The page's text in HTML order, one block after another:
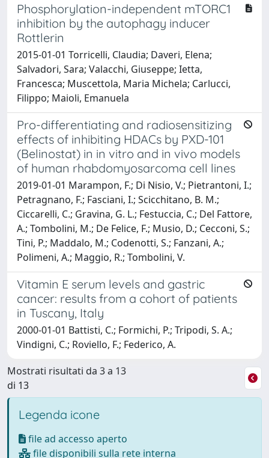
Phosphorylation-independent mTORC1
inhibition by the autophagy inducer
Rottlerin
2015-01-01 Torricelli, Claudia; Daveri, Elena;
Salvadori, Sara; Valacchi, Giuseppe; Ietta,
Francesca; Muscettola, Maria Michela; Carlucci,
Filippo; Maioli, Emanuela
Pro-differentiating and radiosensitizing
effects of inhibiting HDACs by PXD-101
(Belinostat) in in vitro and in vivo models
of human rhabdomyosarcoma cell lines
2019-01-01 Marampon, F.; Di Nisio, V.; Pietrantoni, I.;
Petragnano, F.; Fasciani, I.; Scicchitano, B. M.;
Ciccarelli, C.; Gravina, G. L.; Festuccia, C.; Del Fattore,
A.; Tombolini, M.; De Felice, F.; Musio, D.; Cecconi, S.;
Tini, P.; Maddalo, M.; Codenotti, S.; Fanzani, A.;
Polimeni, A.; Maggio, R.; Tombolini, V.
Vitamin E serum levels and gastric
cancer: results from a cohort of patients
in Tuscany, Italy
2000-01-01 Battisti, C.; Formichi, P.; Tripodi, S. A.;
Vindigni, C.; Roviello, F.; Federico, A.
Mostrati risultati da 3 a 13
di 13
Legenda icone
file ad accesso aperto
file disponibili sulla rete interna